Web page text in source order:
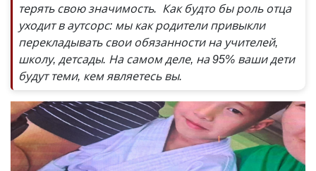
терять свою значимость. Как будто бы роль отца
уходит в аутсорс: мы как родители привыкли
перекладывать свои обязанности на учителей,
школу, детсады. На самом деле, на 95% ваши дети
будут теми, кем являетесь вы.